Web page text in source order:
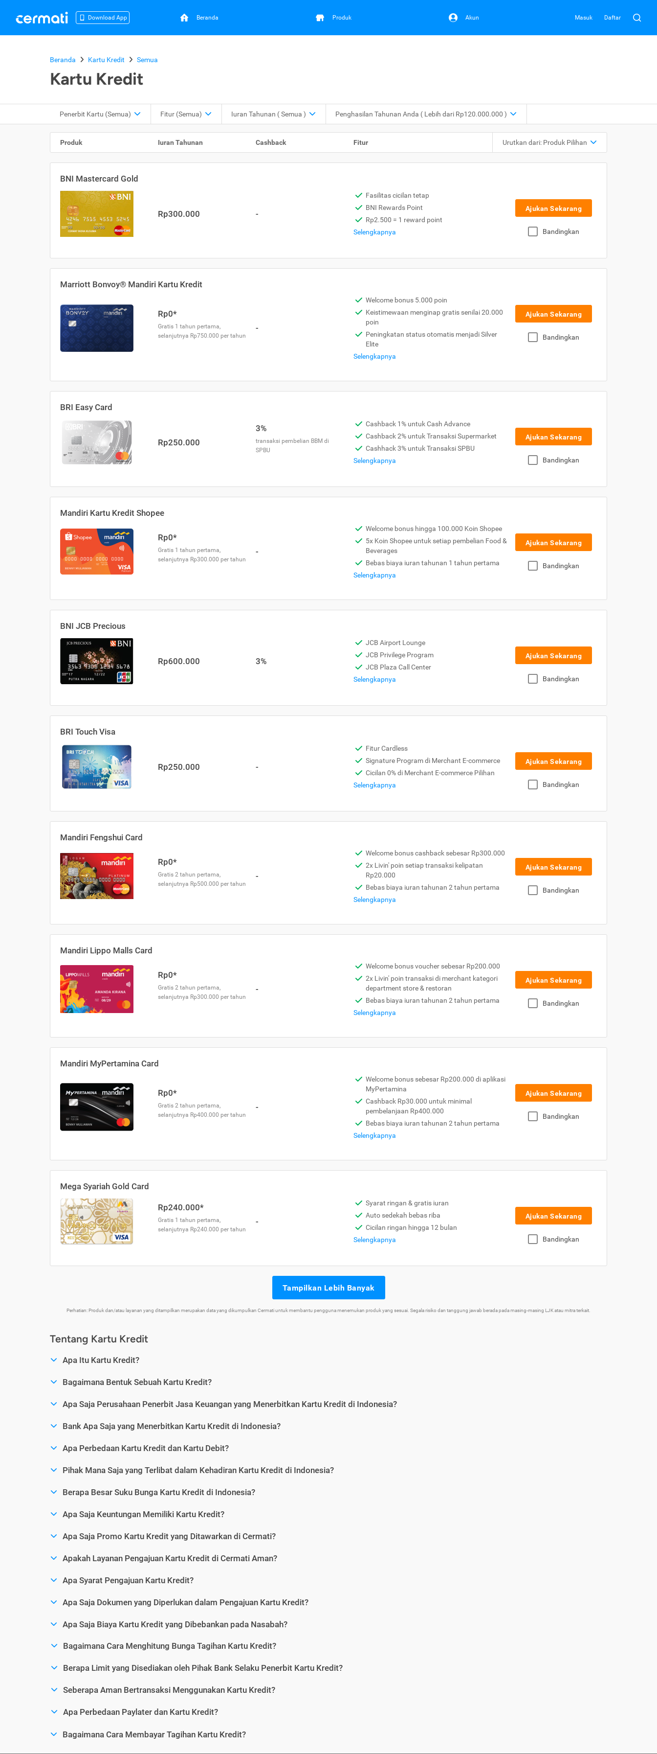
Download App Beranda Produk Akun Masuk Daftar
Beranda Kartu Kredit Semua
Kartu Kredit
Penerbit Kartu (Semua) Fitur (Semua) Iuran Tahunan ( Semua ) Penghasilan Tahunan Anda ( Lebih dari Rp120.000.000 )
Produk Iuran Tahunan Cashback Fitur Urutkan dari: Produk Pilihan
BNI Mastercard Gold
Rp300.000 -
Fasilitas cicilan tetap
BNI Rewards Point
Rp2.500 = 1 reward point
Selengkapnya
Ajukan Sekarang
Bandingkan
Marriott Bonvoy® Mandiri Kartu Kredit
Rp0*
Gratis 1 tahun pertama,
selanjutnya Rp750.000 per tahun
-
Welcome bonus 5.000 poin
Keistimewaan menginap gratis senilai 20.000
poin
Peningkatan status otomatis menjadi Silver
Elite
Selengkapnya
Ajukan Sekarang
Bandingkan
BRI Easy Card
Rp250.000
3%
transaksi pembelian BBM di
SPBU
Cashback 1% untuk Cash Advance
Cashback 2% untuk Transaksi Supermarket
Cashhack 3% untuk Transaksi SPBU
Selengkapnya
Ajukan Sekarang
Bandingkan
Mandiri Kartu Kredit Shopee
Rp0*
Gratis 1 tahun pertama,
selanjutnya Rp300.000 per tahun
-
Welcome bonus hingga 100.000 Koin Shopee
5x Koin Shopee untuk setiap pembelian Food &
Beverages
Bebas biaya iuran tahunan 1 tahun pertama
Selengkapnya
Ajukan Sekarang
Bandingkan
BNI JCB Precious
Rp600.000 3%
JCB Airport Lounge
JCB Privilege Program
JCB Plaza Call Center
Selengkapnya
Ajukan Sekarang
Bandingkan
BRI Touch Visa
Rp250.000 -
Fitur Cardless
Signature Program di Merchant E-commerce
Cicilan 0% di Merchant E-commerce Pilihan
Selengkapnya
Ajukan Sekarang
Bandingkan
Mandiri Fengshui Card
Rp0*
Gratis 2 tahun pertama,
selanjutnya Rp500.000 per tahun
-
Welcome bonus cashback sebesar Rp300.000
2x Livin' poin setiap transaksi kelipatan
Rp20.000
Bebas biaya iuran tahunan 2 tahun pertama
Selengkapnya
Ajukan Sekarang
Bandingkan
Mandiri Lippo Malls Card
Rp0*
Gratis 2 tahun pertama,
selanjutnya Rp300.000 per tahun
-
Welcome bonus voucher sebesar Rp200.000
2x Livin' poin transaksi di merchant kategori
department store & restoran
Bebas biaya iuran tahunan 2 tahun pertama
Selengkapnya
Ajukan Sekarang
Bandingkan
Mandiri MyPertamina Card
Rp0*
Gratis 2 tahun pertama,
selanjutnya Rp400.000 per tahun
-
Welcome bonus sebesar Rp200.000 di aplikasi
MyPertamina
Cashback Rp30.000 untuk minimal
pembelanjaan Rp400.000
Bebas biaya iuran tahunan 2 tahun pertama
Selengkapnya
Ajukan Sekarang
Bandingkan
Mega Syariah Gold Card
Rp240.000*
Gratis 1 tahun pertama,
selanjutnya Rp240.000 per tahun
-
Syarat ringan & gratis iuran
Auto sedekah bebas riba
Cicilan ringan hingga 12 bulan
Selengkapnya
Ajukan Sekarang
Bandingkan
Tampilkan Lebih Banyak
Perhatian: Produk dan/atau layanan yang ditampilkan merupakan data yang dikumpulkan Cermati untuk membantu pengguna menemukan produk yang sesuai. Segala risiko dan tanggung jawab berada pada masing-masing LJK atau mitra terkait.
Tentang Kartu Kredit
Apa Itu Kartu Kredit?
Bagaimana Bentuk Sebuah Kartu Kredit?
Apa Saja Perusahaan Penerbit Jasa Keuangan yang Menerbitkan Kartu Kredit di Indonesia?
Bank Apa Saja yang Menerbitkan Kartu Kredit di Indonesia?
Apa Perbedaan Kartu Kredit dan Kartu Debit?
Pihak Mana Saja yang Terlibat dalam Kehadiran Kartu Kredit di Indonesia?
Berapa Besar Suku Bunga Kartu Kredit di Indonesia?
Apa Saja Keuntungan Memiliki Kartu Kredit?
Apa Saja Promo Kartu Kredit yang Ditawarkan di Cermati?
Apakah Layanan Pengajuan Kartu Kredit di Cermati Aman?
Apa Syarat Pengajuan Kartu Kredit?
Apa Saja Dokumen yang Diperlukan dalam Pengajuan Kartu Kredit?
Apa Saja Biaya Kartu Kredit yang Dibebankan pada Nasabah?
Bagaimana Cara Menghitung Bunga Tagihan Kartu Kredit?
Berapa Limit yang Disediakan oleh Pihak Bank Selaku Penerbit Kartu Kredit?
Seberapa Aman Bertransaksi Menggunakan Kartu Kredit?
Apa Perbedaan Paylater dan Kartu Kredit?
Bagaimana Cara Membayar Tagihan Kartu Kredit?